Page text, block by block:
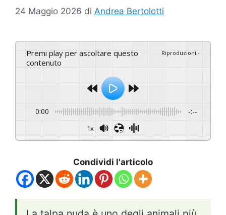
24 Maggio 2026 di Andrea Bertolotti
Premi play per ascoltare questo
contenuto
Riproduzioni:-
0:00 -:--
1x
Condividi l'articolo